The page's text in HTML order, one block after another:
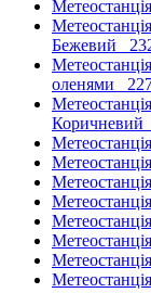
Бежевий
оленями
Коричневий